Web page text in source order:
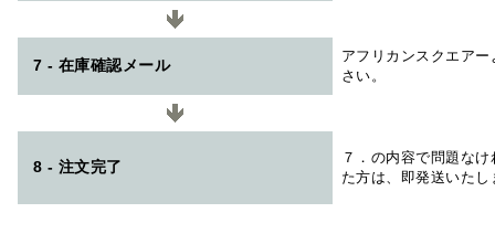
7 - 在庫確認メール
アフリカンスクエアー
さい。
8 - 注文完了
７．の内容で問題な
た方は、即発送いたし